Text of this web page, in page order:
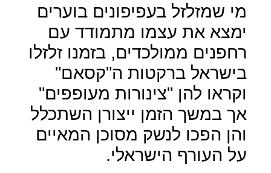
מי שמזלזל בעפיפונים בוערים
ימצא את עצמו מתמודד עם
רחפנים ממולכדים, בזמנו זלזלו
בישראל ברקטות ה"קסאם"
וקראו להן "צינורות מעופפים"
אך במשך הזמן ייצורן השתכלל
והן הפכו לנשק מסוכן המאיים
על העורף הישראלי.